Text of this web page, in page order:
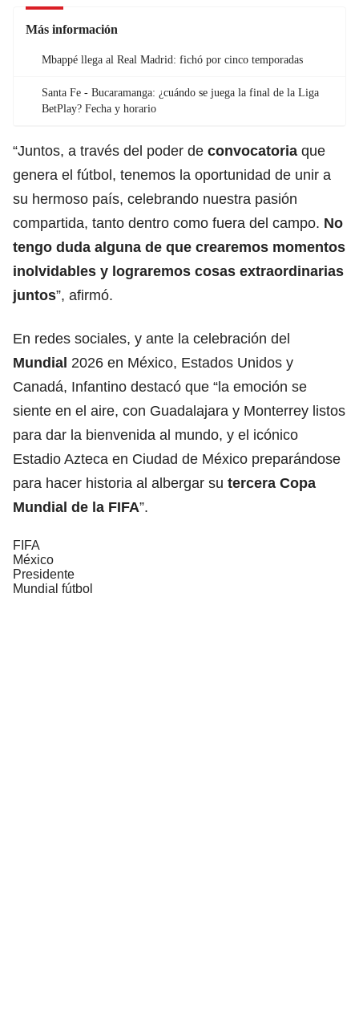
Más información
Mbappé llega al Real Madrid: fichó por cinco temporadas
Santa Fe - Bucaramanga: ¿cuándo se juega la final de la Liga
BetPlay? Fecha y horario
“Juntos, a través del poder de convocatoria que
genera el fútbol, tenemos la oportunidad de unir a
su hermoso país, celebrando nuestra pasión
compartida, tanto dentro como fuera del campo. No
tengo duda alguna de que crearemos momentos
inolvidables y lograremos cosas extraordinarias
juntos”, afirmó.
En redes sociales, y ante la celebración del
Mundial 2026 en México, Estados Unidos y
Canadá, Infantino destacó que “la emoción se
siente en el aire, con Guadalajara y Monterrey listos
para dar la bienvenida al mundo, y el icónico
Estadio Azteca en Ciudad de México preparándose
para hacer historia al albergar su tercera Copa
Mundial de la FIFA”.
FIFA
México
Presidente
Mundial fútbol